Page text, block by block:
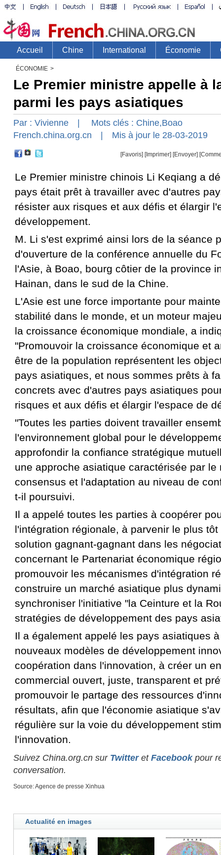
ÉCONOMIE >
Le Premier ministre appelle à
parmi les pays asiatiques
Par : Vivienne | Mots clés : Chine,Boao
French.china.org.cn | Mis à jour le 28-03-2019
[Favoris] [Imprimer] [Envoyer]
Le Premier ministre chinois Li Keqiang a
pays était prêt à travailler avec d'autres
résister aux risques et aux défis et élargir
développement.
M. Li s'est exprimé ainsi lors de la séance
d'ouverture de la conférence annuelle du
l'Asie, à Boao, bourg côtier de la province
Hainan, dans le sud de la Chine.
L'Asie est une force importante pour
stabilité dans le monde, et un moteur
la croissance économique mondiale, a
"Promouvoir la croissance économique et
être de la population représentent les
pays asiatiques, et nous sommes prêts à
concrets avec d'autres pays asiatiques
risques et aux défis et élargir l'espace de
"Toutes les parties doivent travailler
l'environnement global pour le
approfondir la confiance stratégique
une approche asiatique caractérisée par le
consensus et l'adaptation au niveau de
t-il poursuivi.
Il a appelé toutes les parties à coopérer
l'intégration régionale, à parvenir le plus
solution gagnant-gagnant dans les
concernant le Partenariat économique
promouvoir les mécanismes d'intégration
construire un marché asiatique plus
synchroniser l'initiative "la Ceinture et la
stratégies de développement des pays
Il a également appelé les pays asiatiques
nouveaux modèles de développement
coopération dans l'innovation, à créer un
commercial ouvert, juste, transparent et
promouvoir le partage des ressources
résultats, afin que l'économie asiatique
régulière sur la voie du développement
l'innovation.
Suivez China.org.cn sur Twitteret Facebookpour
conversation.
Source: Agence de presse Xinhua